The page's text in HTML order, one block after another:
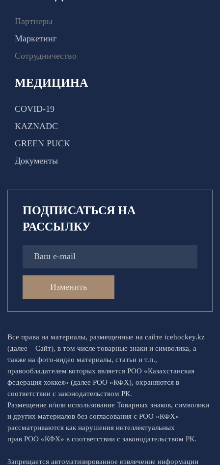
Партнеры
Маркетинг
Сотрудничество
МЕДИЦИНА
COVID-19
KAZNADC
GREEN PUCK
Документы
ПОДПИСАТЬСЯ НА
РАССЫЛКУ
Изменить
Все права на материалы, размещенные на сайте icehockey.kz
(далее – Сайт), в том числе товарные знаки и символика, а
также на фото-видео материалы, статьи и т.п.,
правообладателем которых является РОО «Казахстанская
федерация хоккея» (далее РОО «КФХ), охраняются в
соответствии с законодательством РК.
Размещение и/или использование Товарных знаков, символики
и других материалов без согласования с РОО «КФХ»
рассматриваются как нарушения интеллектуальных
прав РОО «КФХ» в соответствии с законодательством РК.
Запрещается автоматизированное извлечение информации